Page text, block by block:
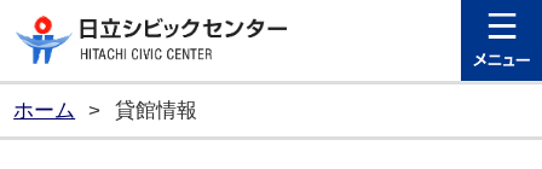
日立シビ
ホーム > 貸館情報